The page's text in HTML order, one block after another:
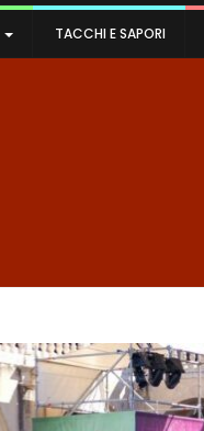
TACCHI E SAPORI